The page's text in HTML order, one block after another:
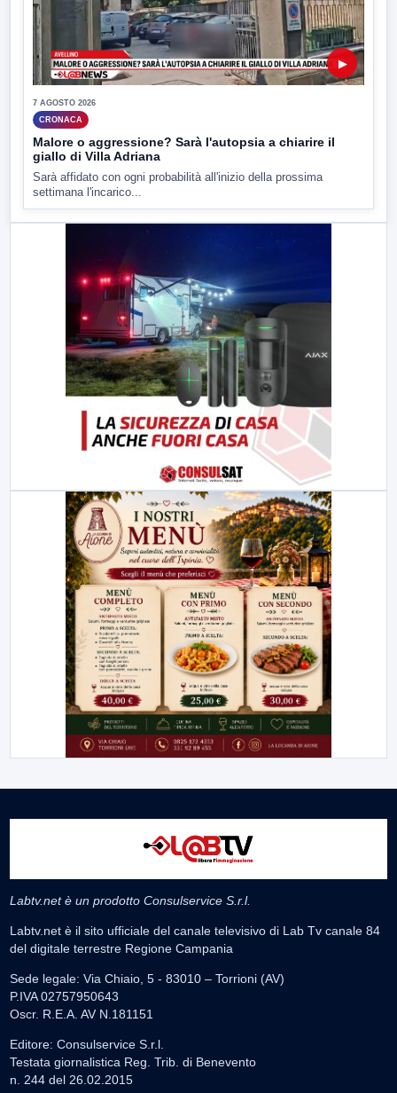
▶
7 AGOSTO 2026
CRONACA
Malore o aggressione? Sarà l'autopsia a chiarire il
giallo di Villa Adriana
Sarà affidato con ogni probabilità all'inizio della prossima
settimana l'incarico...
Labtv.net è un prodotto Consulservice S.r.l.
Labtv.net è il sito ufficiale del canale televisivo di Lab Tv canale 84
del digitale terrestre Regione Campania
Sede legale: Via Chiaio, 5 - 83010 – Torrioni (AV)
P.IVA 02757950643
Oscr. R.E.A. AV N.181151
Editore: Consulservice S.r.l.
Testata giornalistica Reg. Trib. di Benevento
n. 244 del 26.02.2015